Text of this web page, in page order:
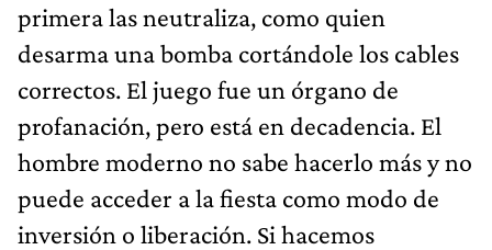
primera las neutraliza, como quien
desarma una bomba cortándole los cables
correctos. El juego fue un órgano de
profanación, pero está en decadencia. El
hombre moderno no sabe hacerlo más y no
puede acceder a la fiesta como modo de
inversión o liberación. Si hacemos